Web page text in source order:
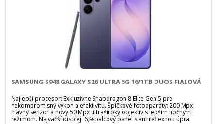
SAMSUNG S948 GALAXY S26 ULTRA 5G 16/1TB DUOS FIALOVÁ
Najlepší procesor: Exkluzívne Snapdragon 8 Elite Gen 5 pre
nekompromisný výkon a efektivitu. Špičkové fotoaparáty: 200 Mpx
hlavný senzor a nový 50 Mpx ultraširoký objektív s lepším nočným
režimom. Najväčší displej: 6,9-palcový panel s antireflexnou úpra